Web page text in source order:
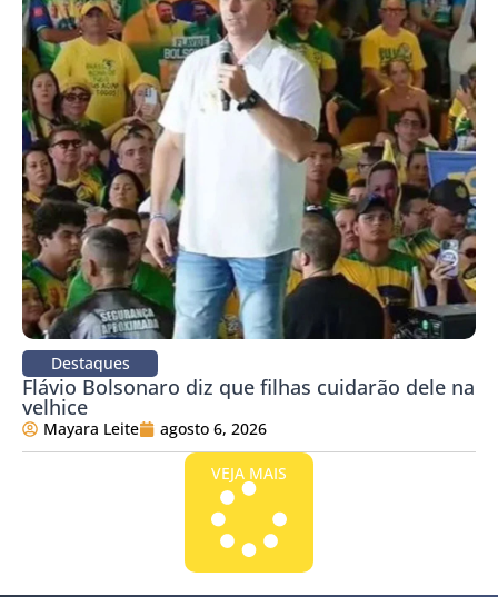
Destaques
Flávio Bolsonaro diz que filhas cuidarão dele na
velhice
Mayara Leite agosto 6, 2026
VEJA MAIS